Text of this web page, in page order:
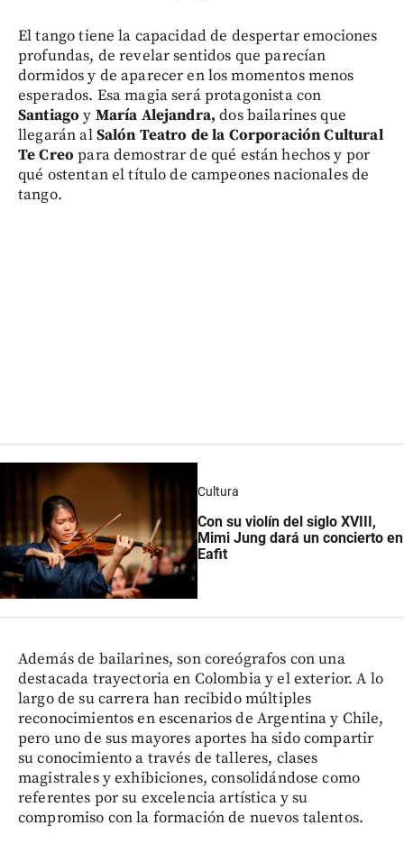
El tango tiene la capacidad de despertar emociones
profundas, de revelar sentidos que parecían
dormidos y de aparecer en los momentos menos
esperados. Esa magia será protagonista con
Santiago y María Alejandra,dos bailarines que
llegarán alSalón Teatro de la Corporación Cultural
Te Creopara demostrar de qué están hechos y por
qué ostentan el título de campeones nacionales de
tango.
Cultura
Con su violín del siglo XVIII,
Mimi Jung dará un concierto en
Eafit
Además de bailarines, son coreógrafos con una
destacada trayectoria en Colombia y el exterior. A lo
largo de su carrera han recibido múltiples
reconocimientos en escenarios de Argentina y Chile,
pero uno de sus mayores aportes ha sido compartir
su conocimiento a través de talleres, clases
magistrales y exhibiciones, consolidándose como
referentes por su excelencia artística y su
compromiso con la formación de nuevos talentos.